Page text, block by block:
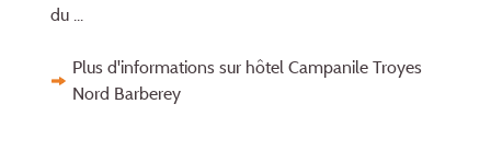
du ...
Plus d'informations sur hôtel Campanile Troyes
Nord Barberey